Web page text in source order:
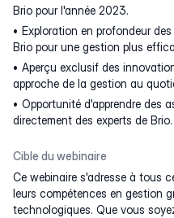
Brio pour l'année 2023.
Exploration en profondeur
Brio pour une gestion plus
Aperçu exclusif des
approche de la gestion au
Opportunité d'apprendre des
directement des experts de Brio.
Cible du webinaire
Ce webinaire s'adresse à tous
leurs compétences en gestion
technologiques. Que vous